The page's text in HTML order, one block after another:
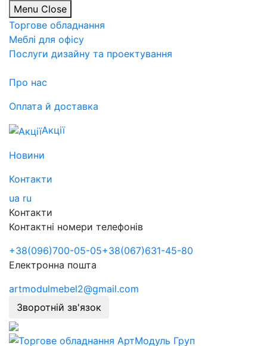
Menu Close
Торгове обладнання
Меблі для офісу
Послуги дизайну та проектування
Про нас
Оплата й доставка
Акції
Новини
Контакти
ua ru
Контакти
Контактні номери телефонів
+38(096)700-05-05+38(067)631-45-80
Електронна пошта
artmodulmebel2@gmail.com
Зворотній зв'язок